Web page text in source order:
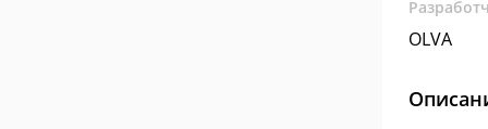
OLVA